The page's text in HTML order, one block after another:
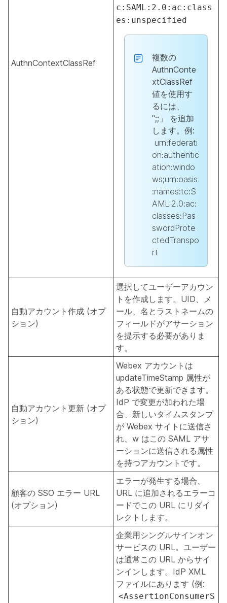
AuthnContextClassRef
c:SAML:2.0:ac:class
es:unspecified
複数の
AuthnConte
xtClassRef
値を使用す
るには、
";;」 を追加
します。例:
urn:federati
on:authentic
ation:windo
ws;urn:oasis
:names:tc:S
AML:2.0:ac:
classes:Pas
swordProte
ctedTranspo
rt
自動アカウント作成 (オプ
ション)
選択してユーザーアカウン
トを作成します。UID、メ
ール、名とラストネームの
フィールドがアサーション
を提示する必要がありま
す。
自動アカウント更新 (オプ
ション)
Webex アカウントは
updateTimeStamp 属性が
ある状態で更新できます。
IdP で変更が加われた場
合、新しいタイムスタンプ
が Webex サイトに送信さ
れ、w はこの SAML アサ
ーションに送信される属性
を持つアカウントです。
顧客の SSO エラー URL
(オプション)
エラーが発生する場合、
URL に追加されるエラーコ
ードでこの URL にリダイ
レクトします。
企業用シングルサインオン
サービスの URL。ユーザー
は通常この URL からサイ
ンインします。IdP XML
ファイルにあります (例:
<AssertionConsumerS